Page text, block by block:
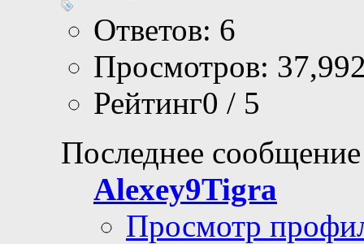
Ответов: 6
Просмотров:
Рейтинг0 / 5
Последнее
Alexey9Tigra
Просмотр